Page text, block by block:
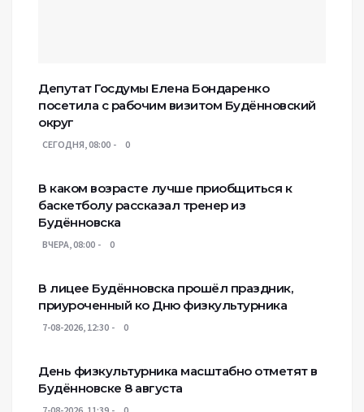
Депутат Госдумы Елена Бондаренко
посетила с рабочим визитом Будённовский
округ
СЕГОДНЯ, 08:00 0
В каком возрасте лучше приобщиться к
баскетболу рассказал тренер из
Будённовска
ВЧЕРА, 08:00 0
В лицее Будённовска прошёл праздник,
приуроченный ко Дню физкультурника
7-08-2026, 12:30 0
День физкультурника масштабно отметят в
Будённовске 8 августа